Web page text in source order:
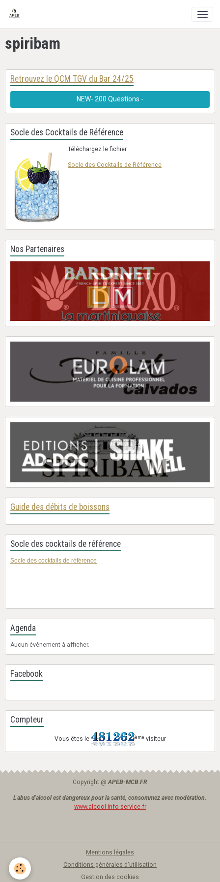
spiribam
Retrouvez le QCM TGV du Bar 24/25
NEW- 200 Questions -
Socle des Cocktails de Référence
Téléchargez le fichier
Socle des Cocktails de Référence
Nos Partenaires
Guide des débits de boissons
Socle des cocktails de référence
Socle des cocktails de référence
Agenda
Aucun évènement à afficher.
Facebook
Compteur
Vous êtes le ème visiteur
Copyright @APEB-MCB.FR
L'abus d'alcool est dangereux pour la santé, consommez avec modération.
www.alcool-info-service.fr
Mentions légales
Conditions générales d'utilisation
Gestion des cookies